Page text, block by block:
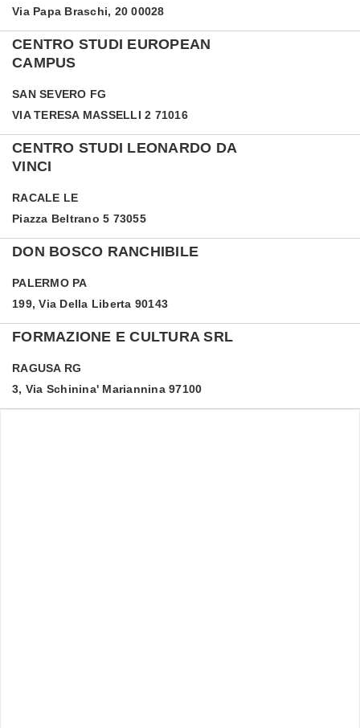
Via Papa Braschi, 20 00028
CENTRO STUDI EUROPEAN
CAMPUS
SAN SEVERO FG
VIA TERESA MASSELLI 2 71016
CENTRO STUDI LEONARDO DA
VINCI
RACALE LE
Piazza Beltrano 5 73055
DON BOSCO RANCHIBILE
PALERMO PA
199, Via Della Liberta 90143
FORMAZIONE E CULTURA SRL
RAGUSA RG
3, Via Schinina' Mariannina 97100